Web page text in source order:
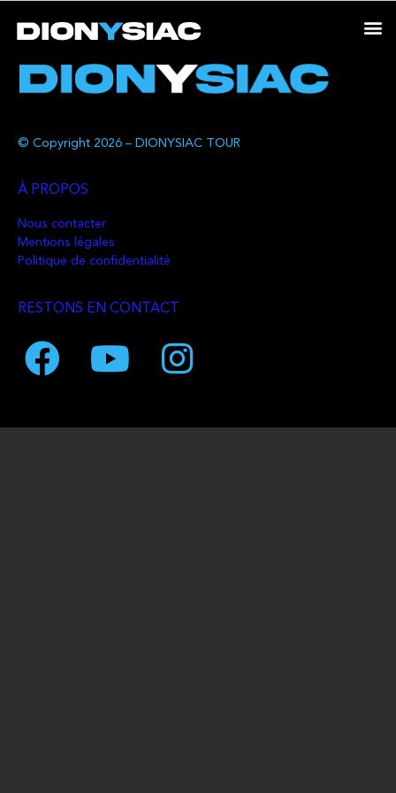
© Copyright 2026 – DIONYSIAC TOUR
À PROPOS
Nous contacter
Mentions légales
Politique de confidentialité
RESTONS EN CONTACT